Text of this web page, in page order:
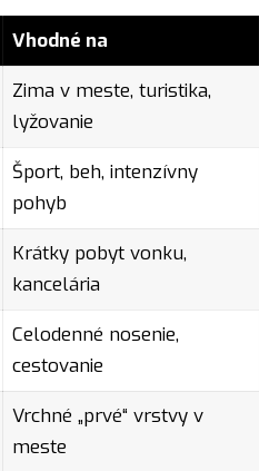
Vhodné na
Zima v meste, turistika,
lyžovanie
Šport, beh, intenzívny
pohyb
Krátky pobyt vonku,
kancelária
Celodenné nosenie,
cestovanie
Vrchné „prvé“ vrstvy v
meste